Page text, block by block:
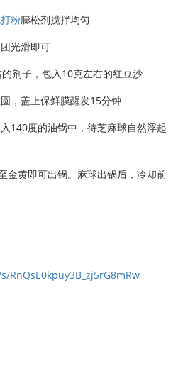
粉膨松剂搅拌均匀
光滑即可
剂子，包入10克左右的红豆沙
，盖上保鲜膜醒发15分钟
140度的油锅中，待芝麻球自然浮起
金黄即可出锅。麻球出锅后，冷却前